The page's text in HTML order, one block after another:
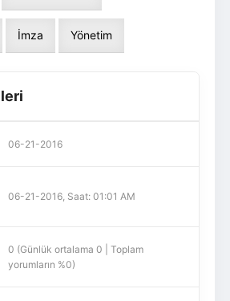
İmza Yönetim
06-21-2016
06-21-2016, Saat: 01:01 AM
0 (Günlük ortalama 0 | Toplam
yorumların %0)